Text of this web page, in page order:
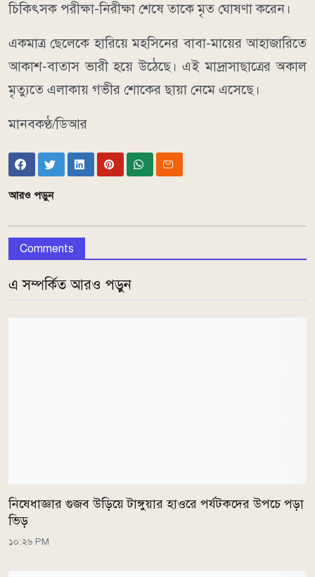
চিকিৎসক পরীক্ষা-নিরীক্ষা শেষে তাকে মৃত ঘোষণা করেন।
একমাত্র ছেলেকে হারিয়ে মহসিনের বাবা-মায়ের আহাজারিতে
আকাশ-বাতাস ভারী হয়ে উঠেছে। এই মাদ্রাসাছাত্রের অকাল
মৃত্যুতে এলাকায় গভীর শোকের ছায়া নেমে এসেছে।
মানবকণ্ঠ/ডিআর
আরও পড়ুন
Comments
এ সম্পর্কিত আরও পড়ুন
নিষেধাজ্ঞার গুজব উড়িয়ে টাঙ্গুয়ার হাওরে পর্যটকদের উপচে পড়া
ভিড়
১০:২৬ PM